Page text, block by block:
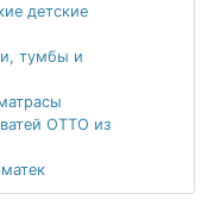
детские
тумбы и
ОТТО из